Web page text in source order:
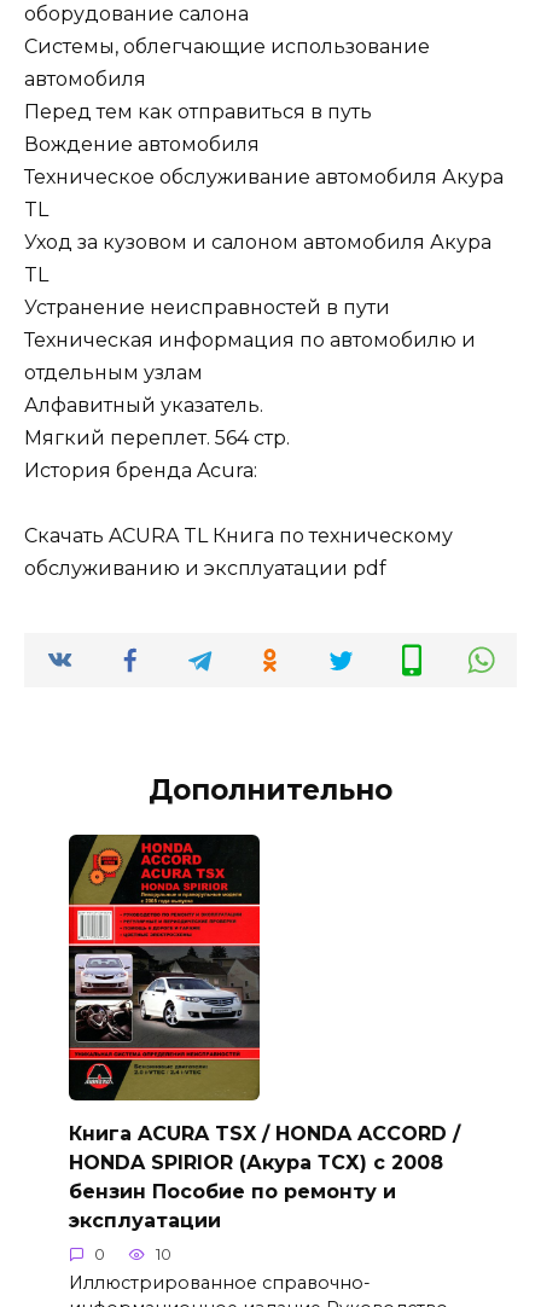
оборудование салона
Системы, облегчающие использование
автомобиля
Перед тем как отправиться в путь
Вождение автомобиля
Техническое обслуживание автомобиля Акура
TL
Уход за кузовом и салоном автомобиля Акура
TL
Устранение неисправностей в пути
Техническая информация по автомобилю и
отдельным узлам
Алфавитный указатель.
Мягкий переплет. 564 стр.
История бренда Acura:
Скачать ACURA TL Книга по техническому
обслуживанию и эксплуатации pdf
Дополнительно
Книга ACURA TSX / HONDA ACCORD /
HONDA SPIRIOR (Акура ТСХ) с 2008
бензин Пособие по ремонту и
эксплуатации
0 10
Иллюстрированное справочно-